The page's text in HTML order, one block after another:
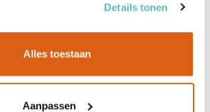
Details tonen
Alles toestaan
Aanpassen
12mm MDF V313 vochtwerend gegrond
Toepassing / Verlijming:
Zakelijk? Log in voor toegang tot uw
prijzen.